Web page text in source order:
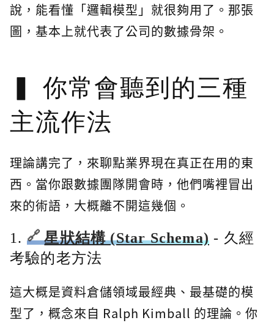
說，能看懂「邏輯模型」就很夠用了。那張
圖，基本上就代表了公司的數據骨架。
你常會聽到的三種
主流作法
理論講完了，來聊點業界現在真正在用的東
西。當你跟數據團隊開會時，他們嘴裡冒出
來的術語，大概離不開這幾個。
1. 星狀結構 (Star Schema) - 久經
考驗的老方法
這大概是資料倉儲領域最經典、最基礎的模
型了，概念來自 Ralph Kimball 的理論。你